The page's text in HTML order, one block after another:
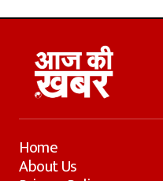
Home
About Us